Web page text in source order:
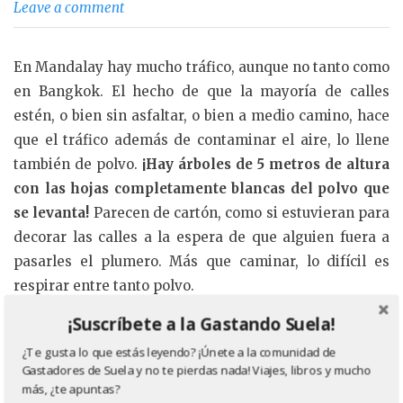
Leave a comment
En Mandalay hay mucho tráfico, aunque no tanto como
en Bangkok. El hecho de que la mayoría de calles
estén, o bien sin asfaltar, o bien a medio camino, hace
que el tráfico además de contaminar el aire, lo llene
también de polvo. ¡Hay árboles de 5 metros de altura
con las hojas completamente blancas del polvo que
se levanta! Parecen de cartón, como si estuvieran para
decorar las calles a la espera de que alguien fuera a
pasarles el plumero. Más que caminar, lo difícil es
respirar entre tanto polvo.
Continue reading«El
camarero
de
→
F T
Share
C
¡Suscríbete a la Gastando Suela!
¿Te gusta lo que estás leyendo? ¡Únete a la comunidad de
Gastadores de Suela y no te pierdas nada! Viajes, libros y mucho
más, ¿te apuntas?